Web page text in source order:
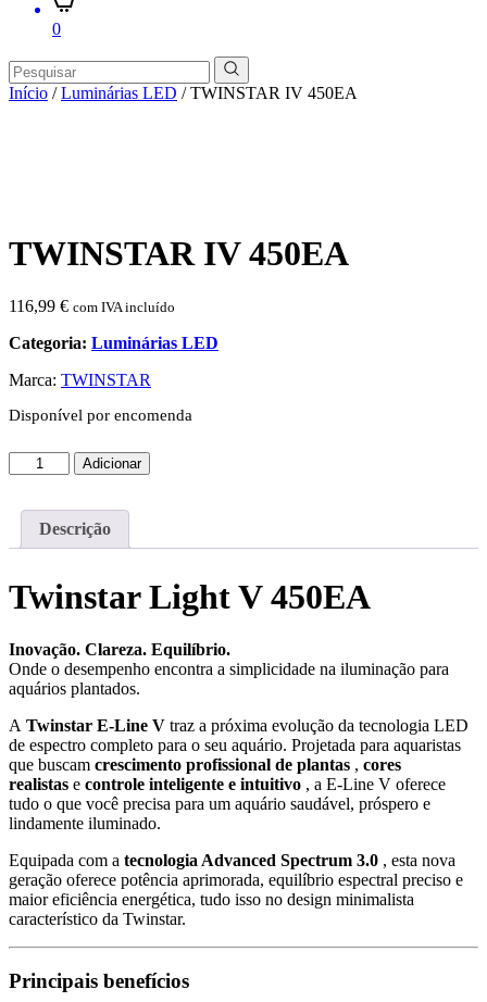
0
Início /Luminárias LED / TWINSTAR IV 450EA
TWINSTAR IV 450EA
116,99 € com IVA incluído
Categoria: Luminárias LED
Marca: TWINSTAR
Disponível por encomenda
Quantidade
de
IV
450EA
Adicionar
Descrição
Twinstar Light V 450EA
Inovação. Clareza. Equilíbrio.
Onde o desempenho encontra a simplicidade na iluminação para
aquários plantados.
A Twinstar E-Line V traz a próxima evolução da tecnologia LED
de espectro completo para o seu aquário. Projetada para aquaristas
que buscam crescimento profissional de plantas , cores
realistas e controle inteligente e intuitivo , a E-Line V oferece
tudo o que você precisa para um aquário saudável, próspero e
lindamente iluminado.
Equipada com a tecnologia Advanced Spectrum 3.0 , esta nova
geração oferece potência aprimorada, equilíbrio espectral preciso e
maior eficiência energética, tudo isso no design minimalista
característico da Twinstar.
Principais benefícios